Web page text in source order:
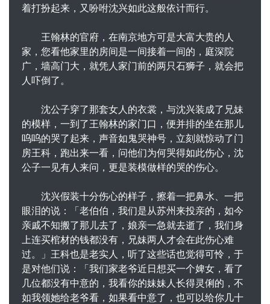
着打扮起来，又吩咐沈兴如此这般依计而行。
王翰林的官府，在南京地方可是大富大贵的人
家，您看他家里的房间是一间接着一间的，庭深院
广，墙高门大，就凭人家门前的两只石狮子，就会把
人吓倒了。
沈公子穿了那套女人的衣裳，与沈兴装成了兄妹
的模样，一到了王翰林的家门口，便并排的坐在那儿
呜呜的哭了起来，声音如鬼哭神号，立刻就惊动了门
房王科，跑出来一看，问他们为何哭得如此伤心，沈
公子一见有人来问，更是装模做样的哭的伤心。
沈兴假装十分伤心的样子，擦着一把鼻水、一把
眼泪的说：「老伯伯，我们是从苏州来投亲的，如今
亲戚不知搬了那儿去了，娘亲一急就去逝了，我们身
上连买棺材的钱都没有，兄妹两人才会在此伤心难
过。」王科也是老实人，听了这些话也觉得可怜，于
是对他们说：「我们家老爷近日想买一个婢女，看了
几位都没有中意的，我看你的妹妹人长得灵俐的，不
如我领她给老爷看，如果看中意了，也可以给你几十